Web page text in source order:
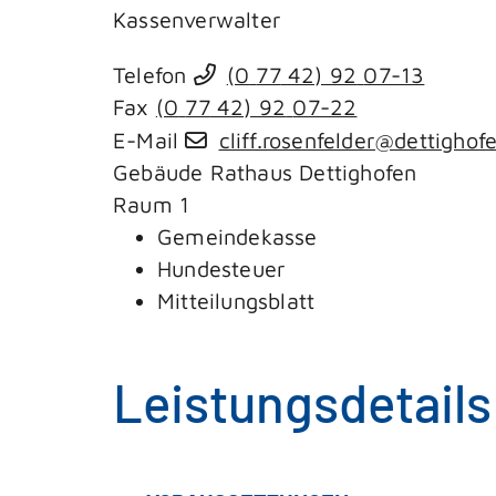
Kassenverwalter
Telefon (0 77 42) 92 07-13
Fax (0 77 42) 92 07-22
E-Mail
Gebäude Rathaus Dettighofen
Raum 1
Gemeindekasse
Hundesteuer
Mitteilungsblatt
Leistungsdetails